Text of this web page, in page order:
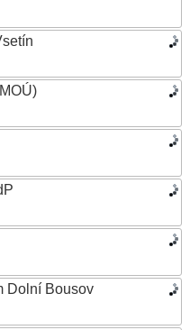
Dolní Bousov